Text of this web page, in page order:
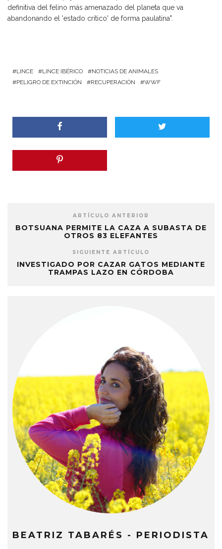
definitiva del felino más amenazado del planeta que va
abandonando el 'estado crítico' de forma paulatina".
LINCE LINCE IBÉRICO
NOTICIAS DE ANIMALES
PELIGRO DE EXTINCIÓN
RECUPERACIÓN WWF
ARTÍCULO ANTERIOR
BOTSUANA PERMITE LA CAZA A SUBASTA DE
OTROS 83 ELEFANTES
SIGUIENTE ARTÍCULO
INVESTIGADO POR CAZAR GATOS MEDIANTE
TRAMPAS LAZO EN CÓRDOBA
BEATRIZ TABARÉS - PERIODISTA